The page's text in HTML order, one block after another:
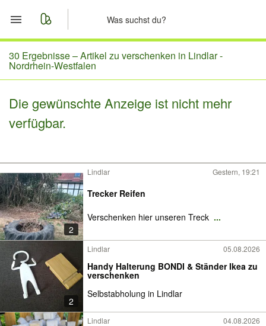
Start
Merkliste
Nachrichten
30 Ergebnisse –Artikel zu verschenken in Lindlar -
Nordrhein-Westfalen
Die gewünschte Anzeige ist nicht mehr
verfügbar.
2
Lindlar Gestern, 19:21
Trecker Reifen
Verschenken hier unseren Treck ...
2
Lindlar 05.08.2026
Handy Halterung BONDI & Ständer Ikea zu
verschenken
Selbstabholung in Lindlar
Lindlar 04.08.2026